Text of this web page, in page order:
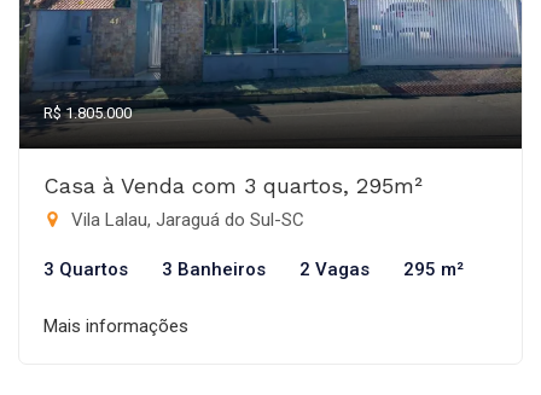
R$ 1.805.000
Casa à Venda com 3 quartos, 295m²
Vila Lalau, Jaraguá do Sul-SC
3 Quartos 3 Banheiros 2 Vagas 295 m²
Mais informações